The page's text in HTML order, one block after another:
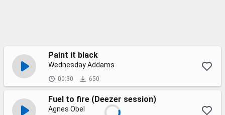
Paint it black
Wednesday Addams
00:30 650
Fuel to fire (Deezer session)
Agnes Obel